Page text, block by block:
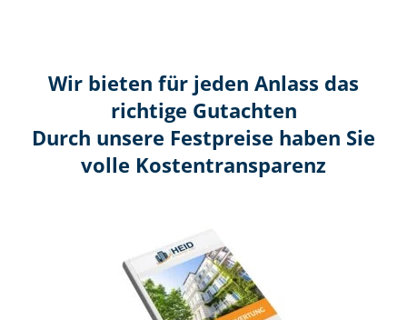
Wir bieten für jeden Anlass das
richtige Gutachten
Durch unsere Festpreise haben Sie
volle Kosten­transparenz